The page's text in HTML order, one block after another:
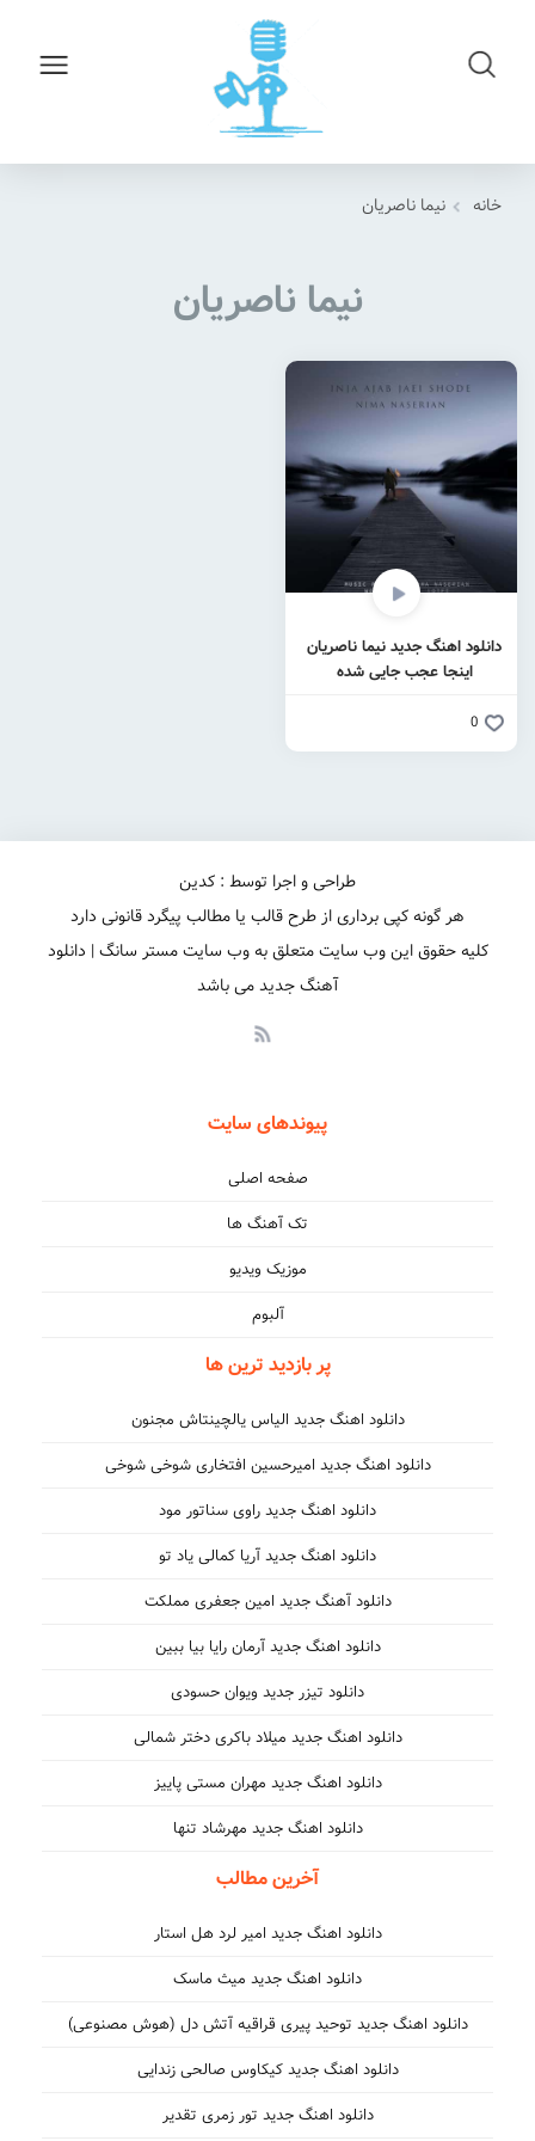
خانه نیما ناصریان
نیما ناصریان
دانلود اهنگ جدید نیما ناصریان
اینجا عجب جایی شده
0
طراحی و اجرا توسط : کدین
هر گونه کپی برداری از طرح قالب یا مطالب پیگرد قانونی دارد
کلیه حقوق این وب سایت متعلق به وب سایت مستر سانگ | دانلود
آهنگ جدید می باشد
پیوندهای سایت
صفحه اصلی
تک آهنگ ها
موزیک ویدیو
آلبوم
پر بازدید ترین ها
دانلود اهنگ جدید الیاس یالچینتاش مجنون
دانلود اهنگ جدید امیرحسین افتخاری شوخی شوخی
دانلود اهنگ جدید راوی سناتور مود
دانلود اهنگ جدید آریا کمالی یاد تو
دانلود آهنگ جدید امین جعفری مملکت
دانلود اهنگ جدید آرمان رایا بیا ببین
دانلود تیزر جدید ویوان حسودی
دانلود اهنگ جدید میلاد باکری دختر شمالی
دانلود اهنگ جدید مهران مستی پاییز
دانلود اهنگ جدید مهرشاد تنها
آخرین مطالب
دانلود اهنگ جدید امیر لرد هل استار
دانلود اهنگ جدید میث ماسک
دانلود اهنگ جدید توحید پیری قراقیه آتش دل (هوش مصنوعی)
دانلود اهنگ جدید کیکاوس صالحی زندایی
دانلود اهنگ جدید تور زمری تقدیر